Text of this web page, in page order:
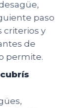
paso
criterios y
de
permite.